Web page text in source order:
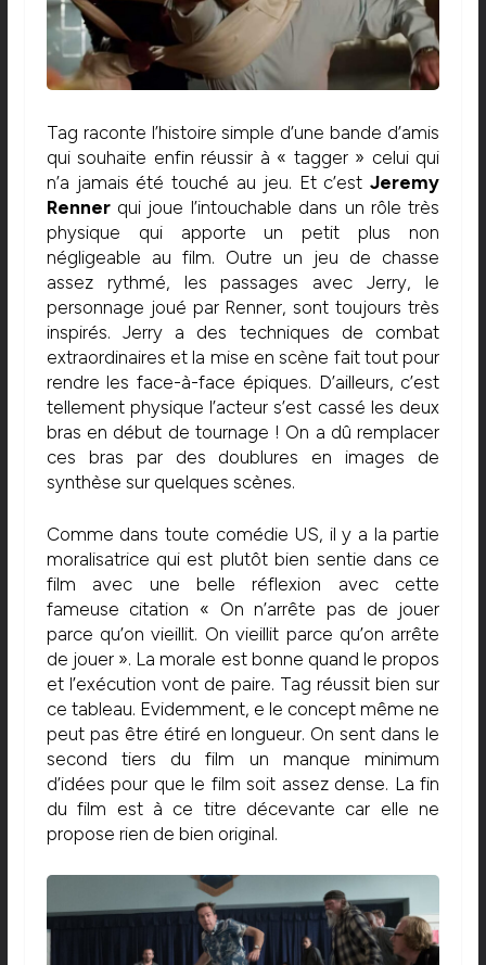
Tag raconte l’histoire simple d’une bande d’amis
qui souhaite enfin réussir à « tagger » celui qui
n’a jamais été touché au jeu. Et c’estJeremy
Rennerqui joue l’intouchable dans un rôle très
physique qui apporte un petit plus non
négligeable au film. Outre un jeu de chasse
assez rythmé, les passages avec Jerry, le
personnage joué par Renner, sont toujours très
inspirés. Jerry a des techniques de combat
extraordinaires et la mise en scène fait tout pour
rendre les face-à-face épiques. D’ailleurs, c’est
tellement physique l’acteur s’est cassé les deux
bras en début de tournage ! On a dû remplacer
ces bras par des doublures en images de
synthèse sur quelques scènes.
Comme dans toute comédie US, il y a la partie
moralisatrice qui est plutôt bien sentie dans ce
film avec une belle réflexion avec cette
fameuse citation « On n’arrête pas de jouer
parce qu’on vieillit. On vieillit parce qu’on arrête
de jouer ». La morale est bonne quand le propos
et l’exécution vont de paire. Tag réussit bien sur
ce tableau. Evidemment, e le concept même ne
peut pas être étiré en longueur. On sent dans le
second tiers du film un manque minimum
d’idées pour que le film soit assez dense. La fin
du film est à ce titre décevante car elle ne
propose rien de bien original.